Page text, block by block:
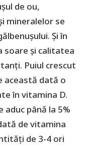
de ou,
mineralelor se
Și în
soare și calitatea
Puiul crescut
această dată o
în vitamina D.
aduc până la 5%
de vitamina
de 3-4 ori